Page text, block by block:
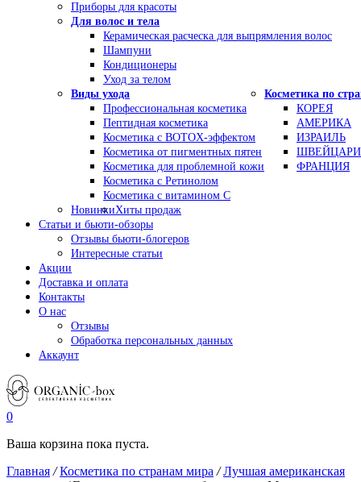
Приборы для красоты
Для волос и тела
Керамическая расческа для выпрямления волос
Шампуни
Кондиционеры
Уход за телом
Виды ухода
Профессиональная косметика
Пептидная косметика
Косметика с BOTOX-эффектом
Косметика от пигментных пятен
Косметика для проблемной кожи
Косметика с Ретинолом
Косметика с витамином С
Косметика по
КОРЕЯ
АМЕРИКА
ИЗРАИЛЬ
ФРАНЦИЯ
НовинкиХиты продаж
Статьи и бьюти-обзоры
Отзывы бьюти-блогеров
Интересные статьи
Акции
Доставка и оплата
Контакты
О нас
Отзывы
Обработка персональных данных
Аккаунт
0
Ваша корзина пока пуста.
Главная /Косметика по странам мира /Лучшая американская